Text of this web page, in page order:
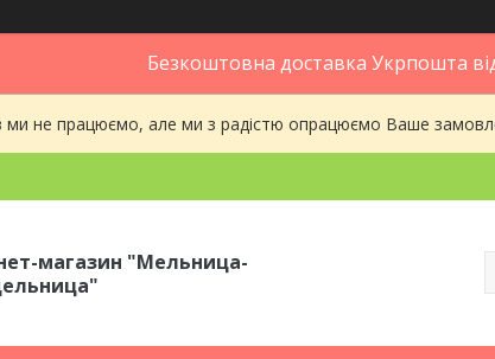
Безкоштовна доставка Укрпошта
ми не працюємо, але ми з радістю опрацюємо Ваше
магазин "Мельница-